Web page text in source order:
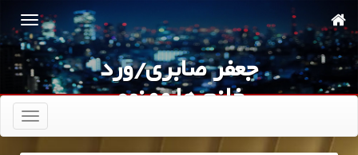
جعفر صابری/ورد
خانم ها ممنوع
ناوبری